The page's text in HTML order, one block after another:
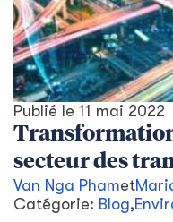
Publié le 11 mai 2022
secteur des
Van Nga Phamet
Catégorie: Blog,